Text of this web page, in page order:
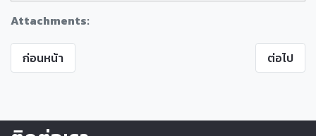
Attachments:
ก่อนหน้า ต่อไป